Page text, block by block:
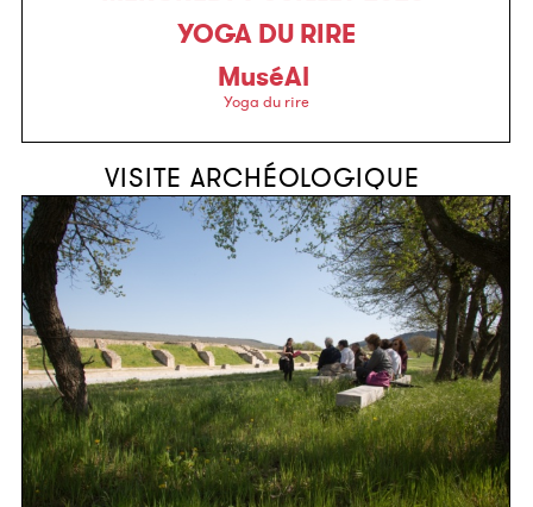
YOGA DU RIRE
MuséAl
Yoga du rire
VISITE ARCHÉOLOGIQUE